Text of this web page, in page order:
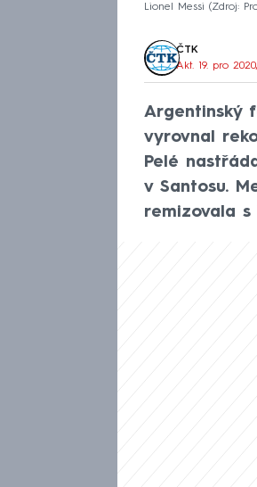
Lionel Messi Zdroj:
ČTK
Akt. 19. pro
Argentinský
vyrovnal
Pelé
v Santosu.
remizovala s